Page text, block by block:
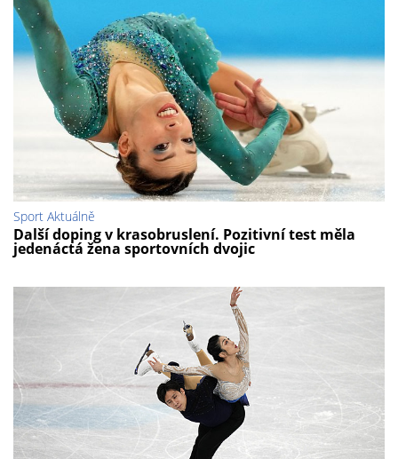
Sport Aktuálně
Další doping v krasobruslení. Pozitivní test měla
jedenáctá žena sportovních dvojic